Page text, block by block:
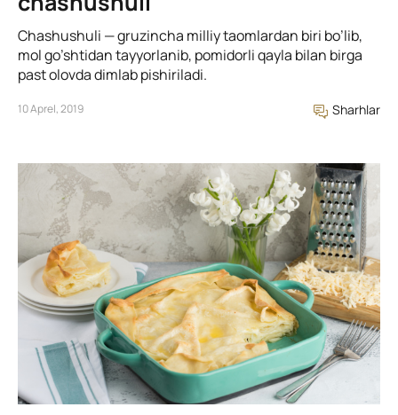
Chashushuli — gruzincha milliy taomlardan biri bo’lib,
mol go’shtidan tayyorlanib, pomidorli qayla bilan birga
past olovda dimlab pishiriladi.
10 Aprel, 2019 Sharhlar